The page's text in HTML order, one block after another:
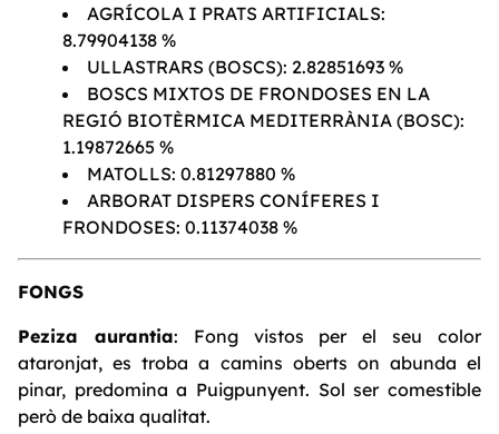
AGRÍCOLA I PRATS ARTIFICIALS:
8.79904138 %
ULLASTRARS (BOSCS): 2.82851693 %
BOSCS MIXTOS DE FRONDOSES EN LA
REGIÓ BIOTÈRMICA MEDITERRÀNIA (BOSC):
1.19872665 %
MATOLLS: 0.81297880 %
ARBORAT DISPERS CONÍFERES I
FRONDOSES: 0.11374038 %
FONGS
Peziza aurantia: Fong vistos per el seu color
ataronjat, es troba a camins oberts on abunda el
pinar, predomina a Puigpunyent. Sol ser comestible
però de baixa qualitat.